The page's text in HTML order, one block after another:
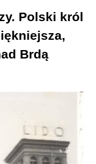
Polski król
Brdą